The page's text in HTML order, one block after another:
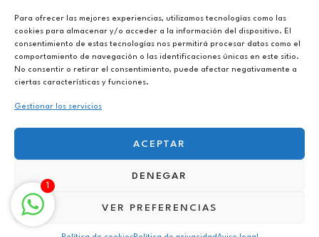
Para ofrecer las mejores experiencias, utilizamos tecnologías como las
cookies para almacenar y/o acceder a la información del dispositivo. El
consentimiento de estas tecnologías nos permitirá procesar datos como el
comportamiento de navegación o las identificaciones únicas en este sitio.
No consentir o retirar el consentimiento, puede afectar negativamente a
ciertas características y funciones.
Gestionar los servicios
ACEPTAR
DENEGAR
VER PREFERENCIAS
De lunes a viernes de 10h a 20h
Aviso legal
Política de privacidad
Política de cookies
Terapia para la superación personal online en Vallirana
1